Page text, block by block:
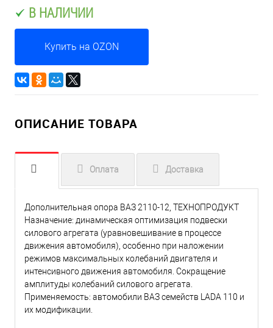
В НАЛИЧИИ
Купить на OZON
ОПИСАНИЕ ТОВАРА
Оплата Доставка
Дополнительная опора ВАЗ 2110-12, ТЕХНОПРОДУКТ
Назначение: динамическая оптимизация подвески
силового агрегата (уравновешивание в процессе
движения автомобиля), особенно при наложении
режимов максимальных колебаний двигателя и
интенсивного движения автомобиля. Сокращение
амплитуды колебаний силового агрегата.
Применяемость: автомобили ВАЗ семейств LADA 110 и
их модификации.